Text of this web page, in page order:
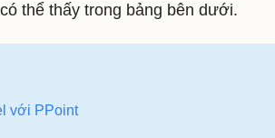
thể thấy trong bảng bên dưới.
với PPoint